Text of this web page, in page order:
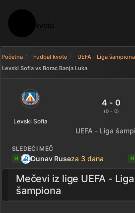
Početna Fudbal kvote
UEFA - Liga šampiona
Levski Sofia vs Borac Banja Luka
Levski Sofia 4 - 0
Levski Sofia
4 - 0
(0 - 0)
UEFA - Liga
SLEDEĆI MEČ
H Dunav Ruseza 3 dana H
Mečevi iz lige UEFA - Liga
šampiona